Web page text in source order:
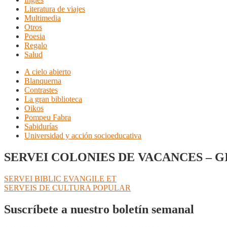
Literatura de viajes
Multimedia
Otros
Poesia
Regalo
Salud
A cielo abierto
Blanquerna
Contrastes
La gran biblioteca
Oikos
Pompeu Fabra
Sabidurías
Universidad y acción socioeducativa
SERVEI COLONIES DE VACANCES –
Navegación
de
entradas
Anterior:
SERVEI BIBLIC EVANGILE ET
Siguiente:
SERVEIS DE CULTURA POPULAR
Suscríbete a nuestro boletín semanal